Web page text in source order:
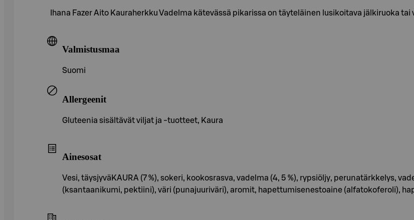
Ihana Fazer Aito Kauraherkku Vadelma kätevässä pikarissa on täyteläinen lusikoitava jälkiruoka
Valmistusmaa
Suomi
Allergeenit
Gluteenia sisältävät viljat ja -tuotteet, Kaura
Ainesosat
Vesi, täysjyväKAURA (7 %), sokeri, kookosrasva, vadelma (4, 5 %), rypsiöljy, perunatärkkelys,
(ksantaanikumi, pektiini), väri (punajuuriväri), aromit, hapettumisenestoaine (alfatokoferoli),